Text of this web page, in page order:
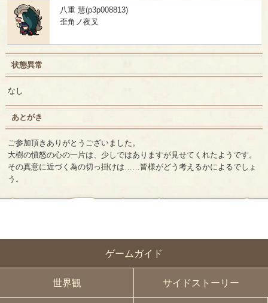
ゲームガイド
世界観 サイドストーリー
八重 慧(p3p008813)
歪角ノ夜叉
状態異常
なし
あとがき
ご参加頂きありがとうございました。
大樹の憤怒の心の一片は、少しではありますが見せてくれたようです。
その真意に近づく為の切っ掛けは……皆様がどう考えるかによるでしょ
う。